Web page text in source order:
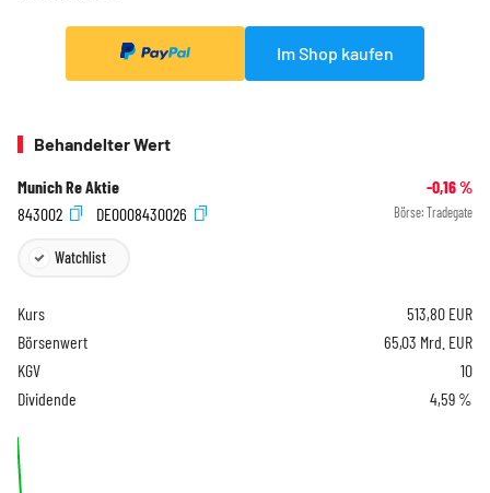
Im Shop kaufen
Behandelter Wert
Munich Re Aktie -0,16%
843002
DE0008430026 Börse: Tradegate
Watchlist
Kurs 513,80 EUR
Börsenwert
65,03 Mrd. EUR
KGV
10
Dividende
4,59 %